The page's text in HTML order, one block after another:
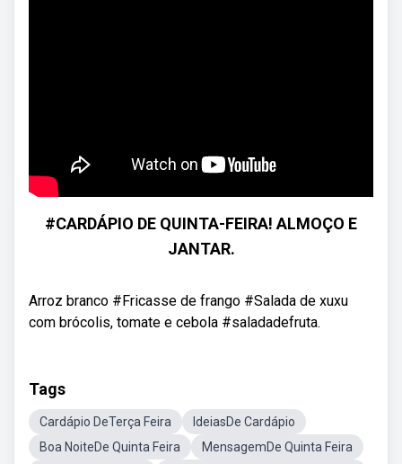
#CARDÁPIO DE QUINTA-FEIRA! ALMOÇO E
JANTAR.
Arroz branco #Fricasse de frango #Salada de xuxu
com brócolis, tomate e cebola #saladadefruta.
Tags
Cardápio DeTerça Feira
IdeiasDe Cardápio
Boa NoiteDe Quinta Feira
MensagemDe Quinta Feira